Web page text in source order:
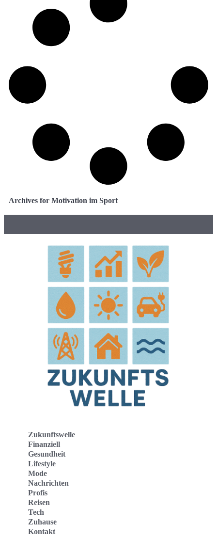
Archives for Motivation im Sport
Zukunftswelle
Finanziell
Gesundheit
Lifestyle
Mode
Nachrichten
Profis
Reisen
Tech
Zuhause
Kontakt